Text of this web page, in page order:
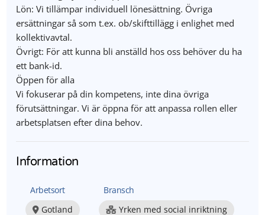
Lön: Vi tillämpar individuell lönesättning. Övriga
ersättningar så som t.ex. ob/skifttillägg i enlighet med
kollektivavtal.
Övrigt: För att kunna bli anställd hos oss behöver du ha
ett bank-id.
Öppen för alla
Vi fokuserar på din kompetens, inte dina övriga
förutsättningar. Vi är öppna för att anpassa rollen eller
arbetsplatsen efter dina behov.
Information
Arbetsort
Gotland
Bransch
Yrken med social inriktning